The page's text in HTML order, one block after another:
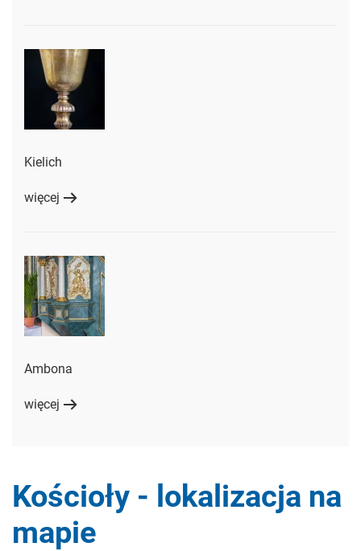
Kielich
więcej
Ambona
więcej
Kościoły - lokalizacja na
mapie